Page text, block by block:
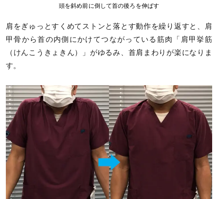
頭を斜め前に倒して首の後ろを伸ばす
肩をぎゅっとすくめてストンと落とす動作を繰り返すと、肩
甲骨から首の内側にかけてつながっている筋肉「肩甲挙筋
（けんこうきょきん）」がゆるみ、首肩まわりが楽になりま
す。